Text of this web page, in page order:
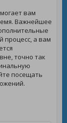
вам
Важнейшее
процесс, а вам
точно так
посещать